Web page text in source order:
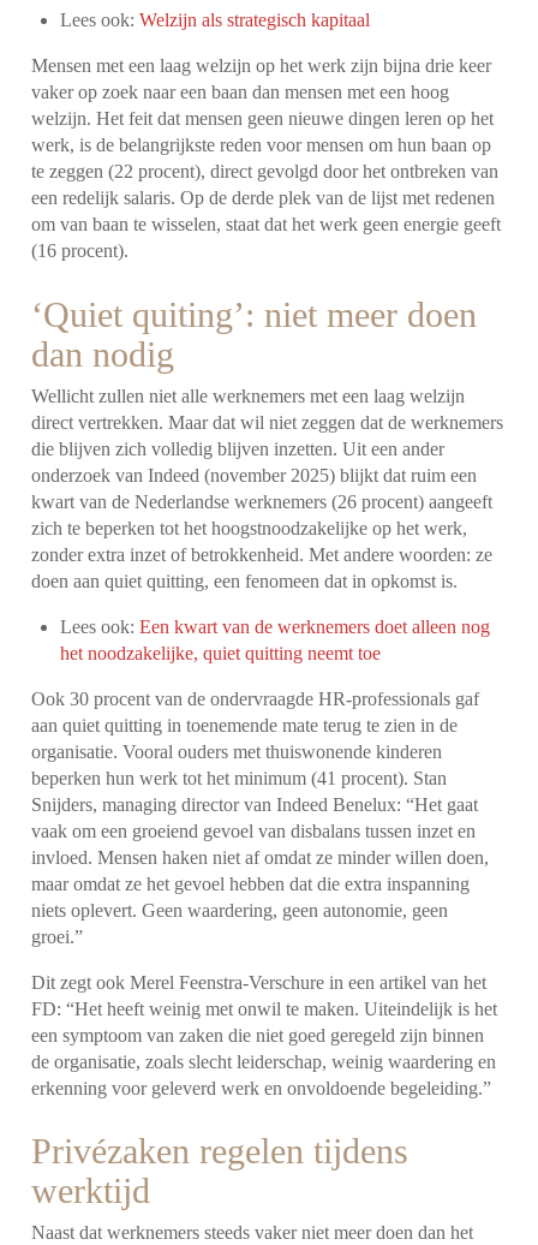
Lees ook:Welzijn als strategisch kapitaal
Mensen met een laag welzijn op het werk zijn bijna drie keer
vaker op zoek naar een baan dan mensen met een hoog
welzijn. Het feit dat mensen geen nieuwe dingen leren op het
werk, is de belangrijkste reden voor mensen om hun baan op
te zeggen (22 procent), direct gevolgd door het ontbreken van
een redelijk salaris. Op de derde plek van de lijst met redenen
om van baan te wisselen, staat dat het werk geen energie geeft
(16 procent).
‘Quiet quiting’: niet meer doen
dan nodig
Wellicht zullen niet alle werknemers met een laag welzijn
direct vertrekken. Maar dat wil niet zeggen dat de werknemers
die blijven zich volledig blijven inzetten. Uit een ander
onderzoek van Indeed (november 2025) blijkt dat ruim een
kwart van de Nederlandse werknemers (26 procent) aangeeft
zich te beperken tot het hoogstnoodzakelijke op het werk,
zonder extra inzet of betrokkenheid. Met andere woorden: ze
doen aan quiet quitting, een fenomeen dat in opkomst is.
Lees ook:Een kwart van de werknemers doet alleen nog
het noodzakelijke, quiet quitting neemt toe
Ook 30 procent van de ondervraagde HR-professionals gaf
aan quiet quitting in toenemende mate terug te zien in de
organisatie. Vooral ouders met thuiswonende kinderen
beperken hun werk tot het minimum (41 procent). Stan
Snijders, managing director van Indeed Benelux: “Het gaat
vaak om een groeiend gevoel van disbalans tussen inzet en
invloed. Mensen haken niet af omdat ze minder willen doen,
maar omdat ze het gevoel hebben dat die extra inspanning
niets oplevert. Geen waardering, geen autonomie, geen
groei.”
Dit zegt ook Merel Feenstra-Verschure in een artikel van het
FD: “Het heeft weinig met onwil te maken. Uiteindelijk is het
een symptoom van zaken die niet goed geregeld zijn binnen
de organisatie, zoals slecht leiderschap, weinig waardering en
erkenning voor geleverd werk en onvoldoende begeleiding.”
Privézaken regelen tijdens
werktijd
Naast dat werknemers steeds vaker niet meer doen dan het